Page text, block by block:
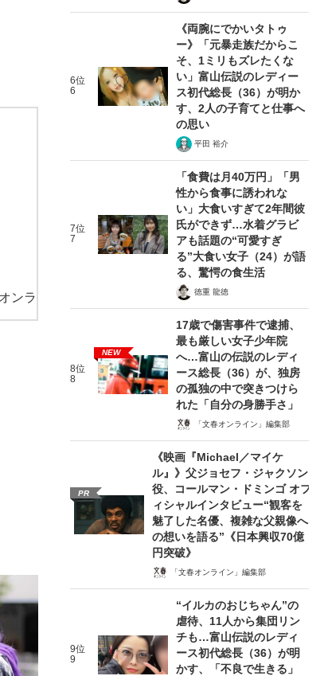
ンラ
6位
6
《両腕にでかいタトゥ
ー》「元暴走族だからこ
そ、1ミリもズレたくな
い」富山伝説のレディー
ス初代総長（36）が明か
す、2人の子育てと仕事へ
の思い
平田 裕介
7位
7
「食費は月40万円」「男
性から食事に誘われな
い」大食いすぎて2年間彼
氏ができず…水着グラビ
アも話題の“可愛すぎ
る”大食い女子（24）が語
る、驚愕の食生活
徳重 龍徳
8位
8
NEW
17歳で傷害事件で逮捕、
最も厳しい女子少年院
へ…富山の伝説のレディ
ース総長（36）が、独房
の孤独の中で突きつけら
れた「自分の身勝手さ」
「文春オンライン」編集部
PR
《映画『Michael／マイケ
ル』》父ジョセフ・ジャクソン
役、コールマン・ドミンゴ オフ
ィシャルインタビュー“観客を
魅了した名優、複雑な父親像へ
の想いを語る”《日本興収70億
円突破》
「文春オンライン」編集部
9位
9
“イルカのおじちゃん”の
虐待、11人から集団リン
チも…富山伝説のレディ
ース初代総長（36）が明
かす、「不良で生きる」